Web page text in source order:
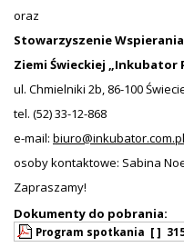
oraz
Stowarzyszenie
Ziemi Świeckiej „Inkubator
ul. Chmielniki 2b, 86-100
tel. (52) 33-12-868
e-mail: biuro@inkubator.com.pl
osoby kontaktowe: Sabina
Zapraszamy!
Dokumenty do pobrania:
Program spotkania [ ]